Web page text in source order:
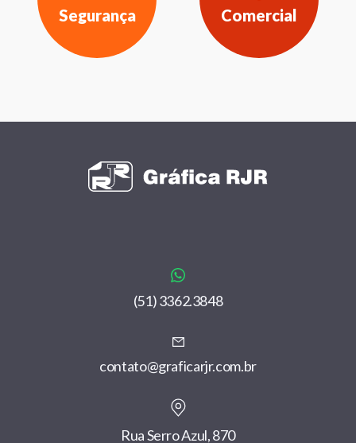
Segurança Comercial
(51) 3362.3848
contato@graficarjr.com.br
Rua Serro Azul, 870